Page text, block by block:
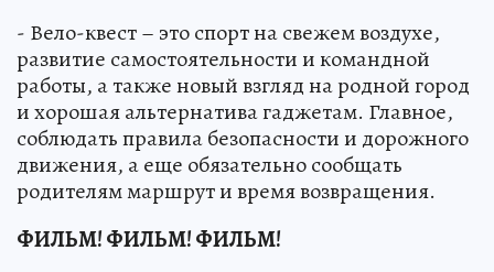
- Вело-квест – это спорт на свежем воздухе,
развитие самостоятельности и командной
работы, а также новый взгляд на родной город
и хорошая альтернатива гаджетам. Главное,
соблюдать правила безопасности и дорожного
движения, а еще обязательно сообщать
родителям маршрут и время возвращения.
ФИЛЬМ! ФИЛЬМ! ФИЛЬМ!